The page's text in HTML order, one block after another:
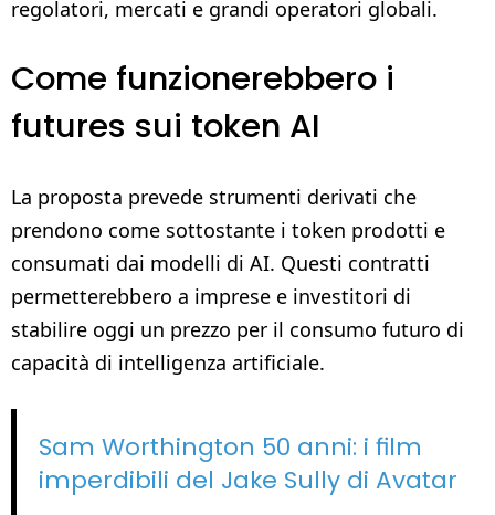
regolatori, mercati e grandi operatori globali.
Come funzionerebbero i
futures sui token AI
La proposta prevede strumenti derivati che
prendono come sottostante i token prodotti e
consumati dai modelli di AI. Questi contratti
permetterebbero a imprese e investitori di
stabilire oggi un prezzo per il consumo futuro di
capacità di intelligenza artificiale.
Sam Worthington 50 anni: i film
imperdibili del Jake Sully di Avatar